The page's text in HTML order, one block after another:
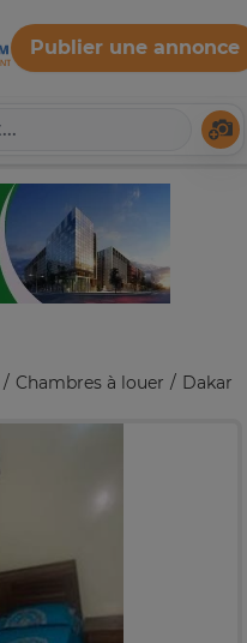
Publier une annonce
Chambres à louer Dakar